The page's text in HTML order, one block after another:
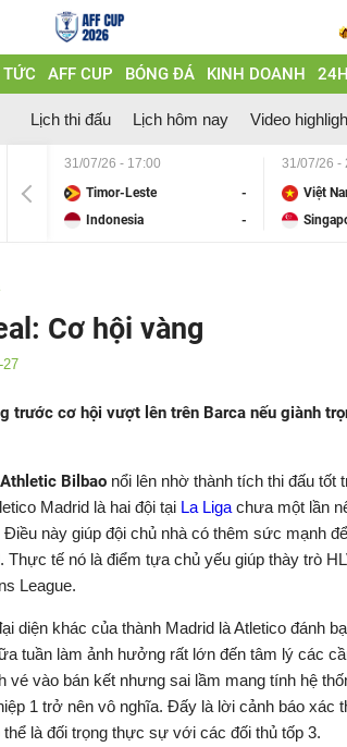
AFF CUP BÓNG ĐÁ KINH DOANH
Lịch thi đấu Lịch hôm nay Video
31/07/26 - 17:00
Timor-Leste
-
Indonesia
-
31/07/26 -
Việt
Cơ hội vàng
27
trước cơ hội vượt lên trên Barca nếu giành
Athletic Bilbao nổi lên nhờ thành tích thi đấu tốt
Madrid là hai đội tại La Liga chưa một lần
Điều này giúp đội chủ nhà có thêm sức mạnh
Thực tế nó là điểm tựa chủ yếu giúp thày trò
League.
diện khác của thành Madrid là Atletico đánh
tuần làm ảnh hưởng rất lớn đến tâm lý các
vé vào bán kết nhưng sai lầm mang tính hệ
1 trở nên vô nghĩa. Đấy là lời cảnh báo xác
là đối trọng thực sự với các đối thủ tốp 3.